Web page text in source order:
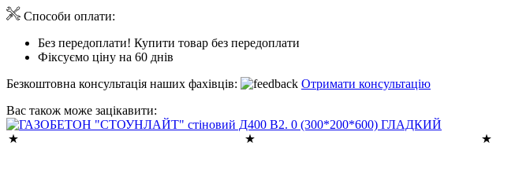
Способи оплати:
Без передоплати! Купити товар без передоплати
Фіксуємо ціну на 60 днів
Безкоштовна консультація наших фахівців:
Отримати консультацію
Вас також може зацікавити: